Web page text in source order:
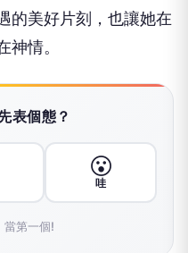
的美好片刻，也讓她在
情。
表個態？
😮
哇
當第一個!